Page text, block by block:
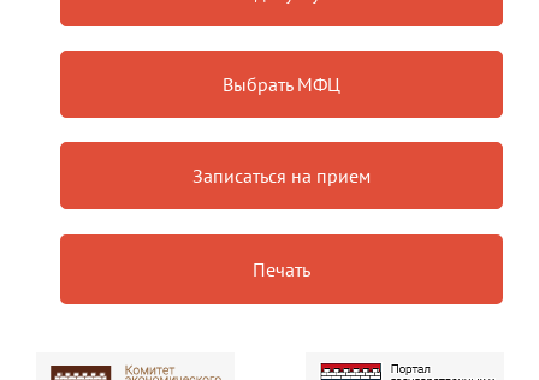
Выбрать МФЦ
Записаться на прием
Печать